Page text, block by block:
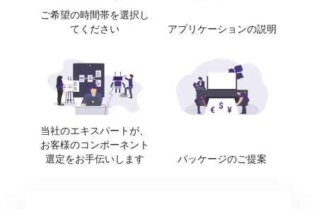
ご希望の時間帯を選択し
てください
アプリケーションの説明
当社のエキスパートが、
お客様のコンポーネント
選定をお手伝いします
パッケージのご提案